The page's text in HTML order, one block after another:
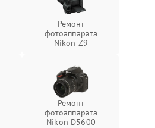
Ремонт
фотоаппарата
Nikon Z9
Ремонт
фотоаппарата
Nikon D5600